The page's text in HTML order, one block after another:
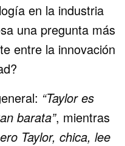
en la industria
una pregunta más
entre la innovación
“Taylor es
barata”, mientras
Taylor, chica, lee